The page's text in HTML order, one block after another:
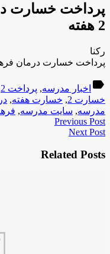
پرداخت خسارت
2 هفته
رکنا
پرداخت خسارت درمان
label اخبار مدرسه, پرداخت 2
خسارت 2
, خسارت هفته,
مدرسه, سایت مدرسه,
Previous Post
Next Post
Related Posts